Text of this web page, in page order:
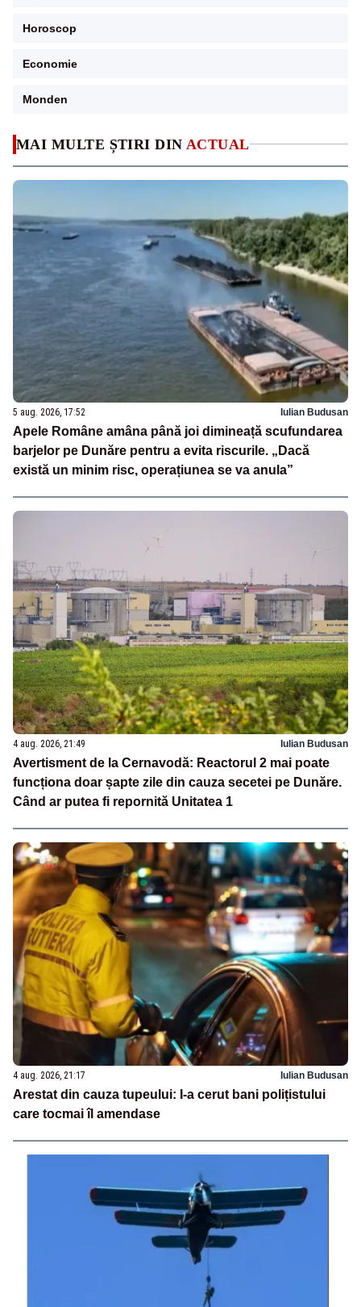
MAI MULTE ȘTIRI DIN ACTUAL
5 aug. 2026, 17:52 Iulian Budusan
Apele Române amâna până joi dimineață scufundarea
barjelor pe Dunăre pentru a evita riscurile. „Dacă
există un minim risc, operațiunea se va anula”
4 aug. 2026, 21:49 Iulian Budusan
Avertisment de la Cernavodă: Reactorul 2 mai poate
funcționa doar șapte zile din cauza secetei pe Dunăre.
Când ar putea fi repornită Unitatea 1
4 aug. 2026, 21:17 Iulian Budusan
Arestat din cauza tupeului: I-a cerut bani polițistului
care tocmai îl amendase
Horoscop
Economie
Monden